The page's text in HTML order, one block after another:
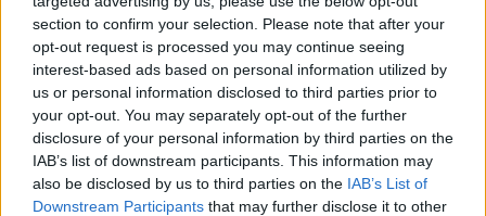
section to confirm your selection. Please note that after your
opt-out request is processed you may continue seeing
interest-based ads based on personal information utilized by
us or personal information disclosed to third parties prior to
your opt-out. You may separately opt-out of the further
disclosure of your personal information by third parties on the
IAB’s list of downstream participants. This information may
also be disclosed by us to third parties on the IAB’s List of
Downstream Participants that may further disclose it to other
összetettebb okok is állhatnak. A szakértők szerint
a rossz jegyeket inkább jelzésnek kell felfognunk,
amelyek arra hívják fel a figyelmet, hogy valahol
elakadás történt.
A mentálisan erős gyerekeket így
nevelik – 4 fontos szemlélet
szülőknek